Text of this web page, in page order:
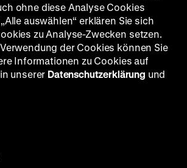
2015 2014
2001 2000
ohne diese Analyse Cookies
auswählen“ erklären Sie sich
zu Analyse-Zwecken setzen.
der Cookies können Sie
Informationen zu Cookies auf
unserer Datenschutzerklärung und